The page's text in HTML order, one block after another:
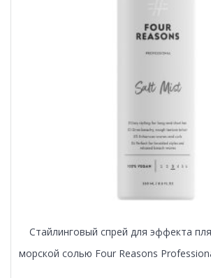
Стайлинговый спрей для эффекта
морской солью Four Reasons